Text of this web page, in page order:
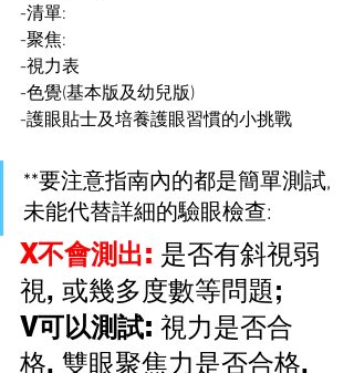
-清單:
-聚焦:
-視力表
-色覺(基本版及幼兒版)
-護眼貼士及培養護眼習慣的小挑戰
**要注意指南內的都是簡單測試,
未能代替詳細的驗眼檢查:
X不會測出: 是否有斜視弱
視, 或幾多度數等問題;
V可以測試: 視力是否合
格, 雙眼聚焦力是否合格,